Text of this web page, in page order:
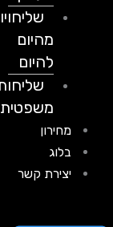
שליחויות
מהיום
להיום
שליחות
משפטית
מחירון
בלוג
יצירת קשר